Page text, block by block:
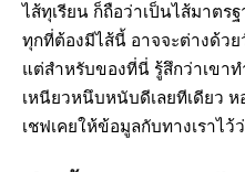
ไส้ทุเรียน ก็ถือว่าเป็นไส้มาตร
ทุกที่ต้องมีไส้นี้ อาจจะต่างด้ว
แต่สำหรับของที่นี่ รู้สึกว่าเขา
เหนียวหนึบหนับดีเลยทีเดียว ห
เชฟเคยให้ข้อมูลกับทางเราไว้